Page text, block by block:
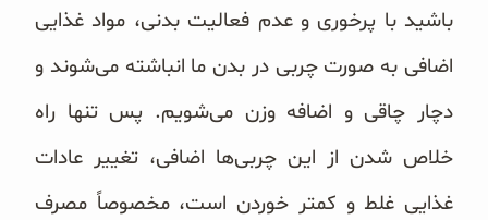
باشید با پرخوری و عدم فعالیت بدنی، مواد غذایی
اضافی به صورت چربی در بدن ما انباشته می‌شوند و
دچار چاقی و اضافه وزن می‌شویم. پس تنها راه
خلاص شدن از این چربی‌ها اضافی، تغییر عادات
غذایی غلط و کمتر خوردن است، مخصوصاً مصرف